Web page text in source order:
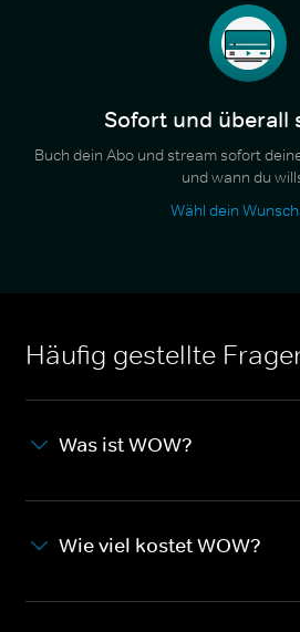
Sofort und überall
Buch dein Abo und stream sofort
und wann du
Wähl dein
Häufig gestellte
Was ist WOW?
Wie viel kostet WOW?